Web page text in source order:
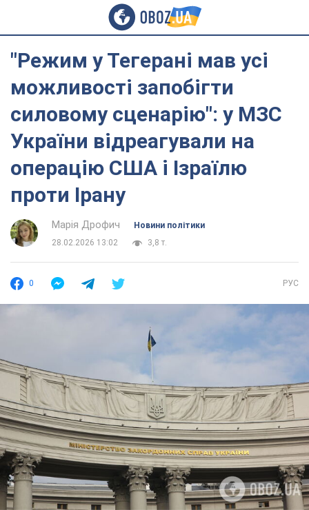
"Режим у Тегерані мав усі
можливості запобігти
силовому сценарію": у МЗС
України відреагували на
операцію США і Ізраїлю
проти Ірану
Марія Дрофич
Новини політики
28.02.2026 13:02
3,8 т.
0 РУС